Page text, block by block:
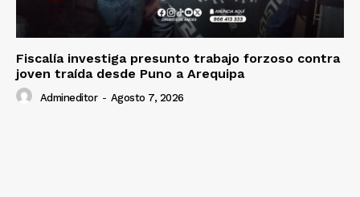
Fiscalía investiga presunto trabajo forzoso contra
joven traída desde Puno a Arequipa
Admineditor - Agosto 7, 2026